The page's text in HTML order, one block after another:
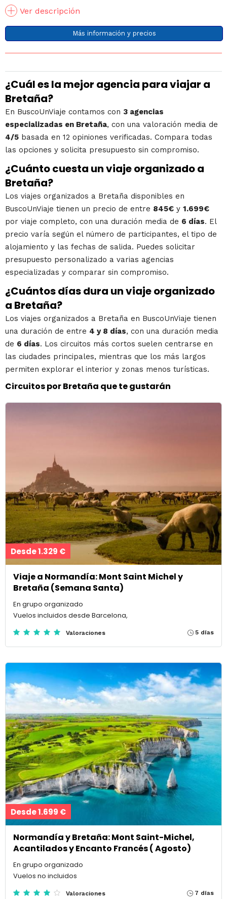
Ver descripción
Más información y precios
¿Cuál es la mejor agencia para viajar a
Bretaña?
En BuscoUnViaje contamos con 3 agencias
especializadas en Bretaña, con una valoración media de
4/5 basada en 12 opiniones verificadas. Compara todas
las opciones y solicita presupuesto sin compromiso.
¿Cuánto cuesta un viaje organizado a
Bretaña?
Los viajes organizados a Bretaña disponibles en
BuscoUnViaje tienen un precio de entre 845€ y 1.699€
por viaje completo, con una duración media de 6 días. El
precio varía según el número de participantes, el tipo de
alojamiento y las fechas de salida. Puedes solicitar
presupuesto personalizado a varias agencias
especializadas y comparar sin compromiso.
¿Cuántos días dura un viaje organizado
a Bretaña?
Los viajes organizados a Bretaña en BuscoUnViaje tienen
una duración de entre 4 y 8 días, con una duración media
de 6 días. Los circuitos más cortos suelen centrarse en
las ciudades principales, mientras que los más largos
permiten explorar el interior y zonas menos turísticas.
Circuitos por Bretaña que te gustarán
Desde 1.329 €
Viaje a Normandía: Mont Saint Michel y
Bretaña (Semana Santa)
En grupo organizado
Vuelos incluidos desde Barcelona,
Valoraciones 5 días
Desde 1.699 €
Normandía y Bretaña: Mont Saint-Michel,
Acantilados y Encanto Francés ( Agosto)
En grupo organizado
Vuelos no incluidos
Valoraciones 7 días